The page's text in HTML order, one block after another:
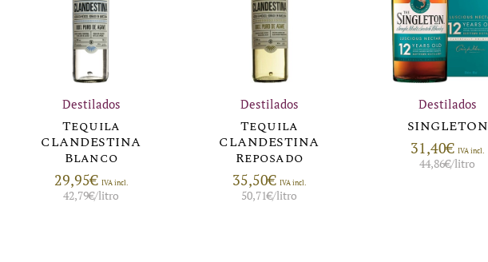
Destilados
Tequila
CLANDESTINA
Blanco
29,95€ IVA incl.
42,79€/litro
Destilados
Tequila
CLANDESTINA
Reposado
35,50€ IVA incl.
50,71€/litro
Destilados
SINGLETON
31,40€ IVA incl.
44,86€/litro